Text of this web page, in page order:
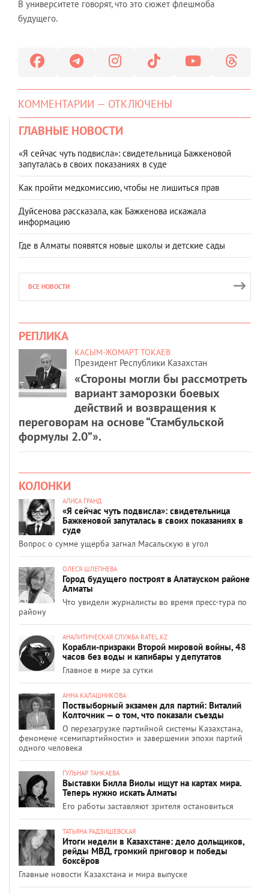
В университете говорят, что это сюжет флешмоба
будущего.
КОММЕНТАРИИ — ОТКЛЮЧЕНЫ
ГЛАВНЫЕ НОВОСТИ
«Я сейчас чуть подвисла»: свидетельница Бажкеновой
запуталась в своих показаниях в суде
Как пройти медкомиссию, чтобы не лишиться прав
Дуйсенова рассказала, как Бажкенова искажала
информацию
Где в Алматы появятся новые школы и детские сады
ВСЕ НОВОСТИ
РЕПЛИКА
КАСЫМ-ЖОМАРТ ТОКАЕВ
Президент Республики Казахстан
«Стороны могли бы рассмотреть
вариант заморозки боевых
действий и возвращения к
переговорам на основе “Стамбульской
формулы 2.0”».
КОЛОНКИ
АЛИСА ГРАНД
«Я сейчас чуть подвисла»: свидетельница
Бажкеновой запуталась в своих показаниях в
суде
Вопрос о сумме ущерба загнал Масальскую в угол
ОЛЕСЯ ШЛЕПНЕВА
Город будущего построят в Алатауском районе
Алматы
Что увидели журналисты во время пресс-тура по
району
АНАЛИТИЧЕСКАЯ СЛУЖБА RATEL.KZ
Корабли-призраки Второй мировой войны, 48
часов без воды и капибары у депутатов
Главное в мире за сутки
АННА КАЛАШНИКОВА
Поствыборный экзамен для партий: Виталий
Колточник — о том, что показали съезды
О перезагрузке партийной системы Казахстана,
феномене «семипартийности» и завершении эпохи партий
одного человека
ГУЛЬНАР ТАНКАЕВА
Выставки Билла Виолы ищут на картах мира.
Теперь нужно искать Алматы
Его работы заставляют зрителя остановиться
ТАТЬЯНА РАДЗИШЕВСКАЯ
Итоги недели в Казахстане: дело дольщиков,
рейды МВД, громкий приговор и победы
боксёров
Главные новости Казахстана и мира выпуске